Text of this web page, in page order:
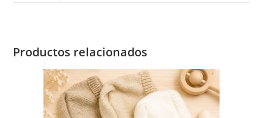
Productos relacionados